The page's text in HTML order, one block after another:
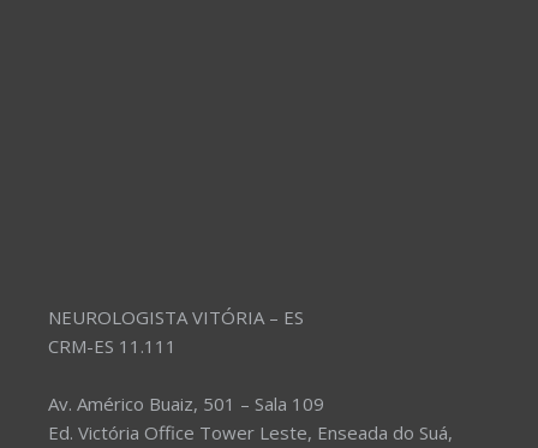
NEUROLOGISTA VITÓRIA – ES
CRM-ES 11.111
Av. Américo Buaiz, 501 – Sala 109
Ed. Victória Office Tower Leste, Enseada do Suá,